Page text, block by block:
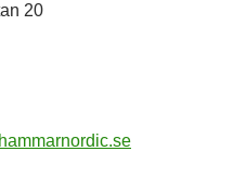
20